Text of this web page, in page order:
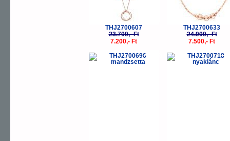
THJ2700607
23.700,- Ft
7.200,- Ft
THJ2700633
24.900,- Ft
7.500,- Ft
-50% -